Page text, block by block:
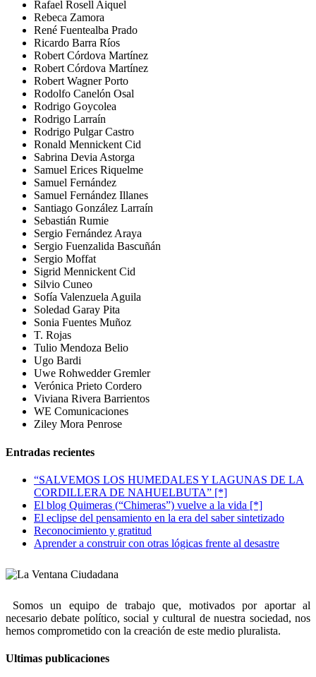
Rafael Rosell Aiquel
Rebeca Zamora
René Fuentealba Prado
Ricardo Barra Ríos
Robert Córdova Martínez
Robert Córdova Martínez
Robert Wagner Porto
Rodolfo Canelón Osal
Rodrigo Goycolea
Rodrigo Larraín
Rodrigo Pulgar Castro
Ronald Mennickent Cid
Sabrina Devia Astorga
Samuel Erices Riquelme
Samuel Fernández
Samuel Fernández Illanes
Santiago González Larraín
Sebastián Rumie
Sergio Fernández Araya
Sergio Fuenzalida Bascuñán
Sergio Moffat
Sigrid Mennickent Cid
Silvio Cuneo
Sofía Valenzuela Aguila
Soledad Garay Pita
Sonia Fuentes Muñoz
T. Rojas
Tulio Mendoza Belio
Ugo Bardi
Uwe Rohwedder Gremler
Verónica Prieto Cordero
Viviana Rivera Barrientos
WE Comunicaciones
Ziley Mora Penrose
Entradas recientes
“SALVEMOS LOS HUMEDALES Y LAGUNAS DE LA
CORDILLERA DE NAHUELBUTA” [*]
El blog Quimeras (“Chimeras”) vuelve a la vida [*]
El eclipse del pensamiento en la era del saber sintetizado
Reconocimiento y gratitud
Aprender a construir con otras lógicas frente al desastre
Somos un equipo de trabajo que, motivados por aportar al
necesario debate político, social y cultural de nuestra sociedad, nos
hemos comprometido con la creación de este medio pluralista.
Ultimas publicaciones